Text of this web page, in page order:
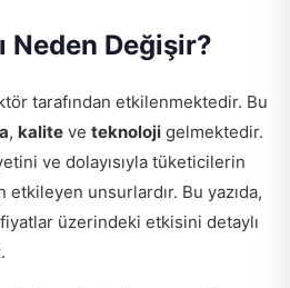
Neden Değişir?
tarafından etkilenmektedir. Bu
, kalite ve teknoloji gelmektedir.
ve dolayısıyla tüketicilerin
unsurlardır. Bu yazıda,
üzerindeki etkisini detaylı